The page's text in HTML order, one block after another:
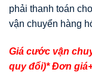
phải thanh toán
vận chuyển hàng
Giá cước vận
quy đổi)* Đơn